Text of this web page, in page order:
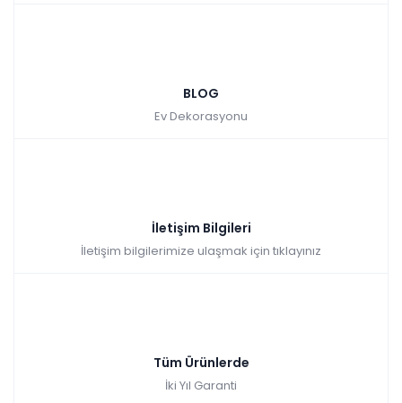
BLOG
Ev Dekorasyonu
İletişim Bilgileri
İletişim bilgilerimize ulaşmak için tıklayınız
Tüm Ürünlerde
İki Yıl Garanti